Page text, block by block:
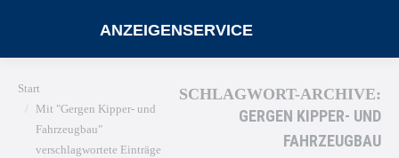
ANZEIGENSERVICE
Sie befinden sich hier:
Start
Mit "Gergen Kipper- und
Fahrzeugbau"
verschlagwortete Einträge
SCHLAGWORT-ARCHIVE:
GERGEN KIPPER- UND
FAHRZEUGBAU